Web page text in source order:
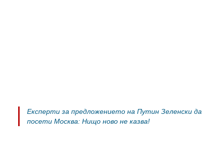
Експерти за предложението на Путин Зеленски да
посети Москва: Нищо ново не казва!